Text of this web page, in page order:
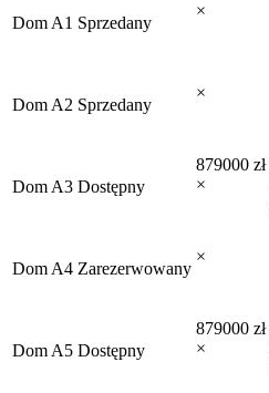
Dom A1 Sprzedany
×
Dom A2 Sprzedany
×
Dom A3 Dostępny
879000 zł
×
Dom A4 Zarezerwowany
×
Dom A5 Dostępny
879000 zł
×